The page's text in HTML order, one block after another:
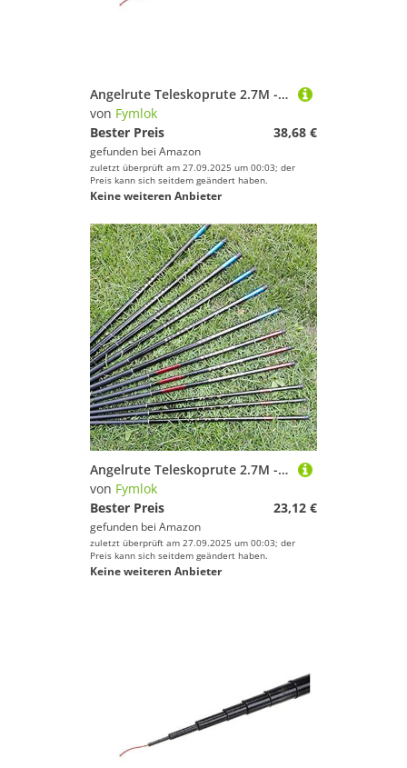
Angelrute Teleskoprute 2.7M - 5.4M Angelrute Teleskop Carbon Fiber Ruten Angelausrüstung Ausrüstung Angelzubehör Angeln(5.4M)
von Fymlok
Bester Preis
38,68 €
gefunden bei Amazon
zuletzt überprüft am 27.09.2025 um 00:03; der
Preis kann sich seitdem geändert haben.
Keine weiteren Anbieter
Angelrute Teleskoprute 2.7M - 5.4M Top-Qualität Angelrute Teleskoprute Angelausrüstung Ausrüstung Angeln(2.7m)
von Fymlok
Bester Preis
23,12 €
gefunden bei Amazon
zuletzt überprüft am 27.09.2025 um 00:03; der
Preis kann sich seitdem geändert haben.
Keine weiteren Anbieter